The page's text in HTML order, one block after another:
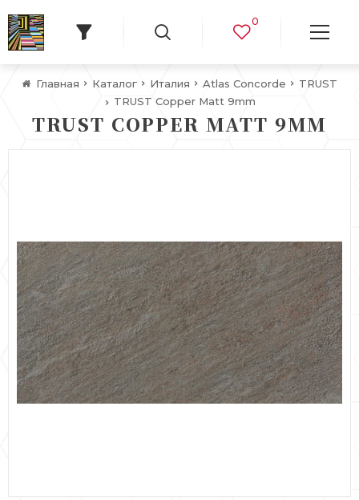
0
Главная Каталог Италия Atlas Concorde
TRUST
TRUST Copper Matt 9mm
TRUST COPPER MATT 9MM